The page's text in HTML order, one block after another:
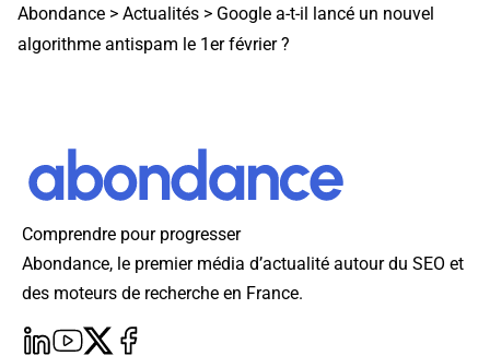
Abondance > Actualités > Google a-t-il lancé un nouvel
algorithme antispam le 1er février ?
Comprendre pour progresser
Abondance, le premier média d’actualité autour du SEO et
des moteurs de recherche en France.